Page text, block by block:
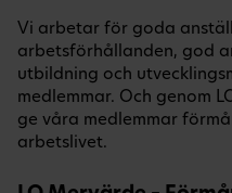
Vi arbetar för goda
arbetsförhållanden, god
utbildning och
medlemmar. Och genom
ge våra medlemmar
arbetslivet.